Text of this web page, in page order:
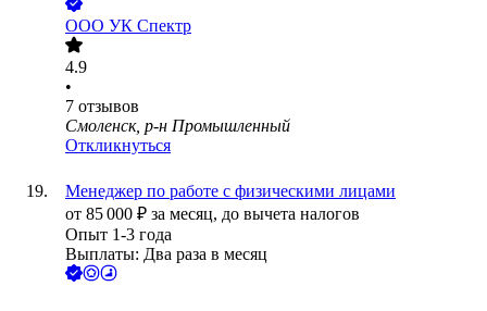
ООО УК Спектр
4.9
•
7 отзывов
Смоленск, р-н Промышленный
Откликнуться
Менеджер по работе с физическими лицами
от 85 000 ₽ за месяц, до вычета налогов
Опыт 1-3 года
Выплаты: Два раза в месяц